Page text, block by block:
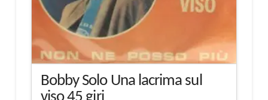
Bobby Solo Una lacrima sul